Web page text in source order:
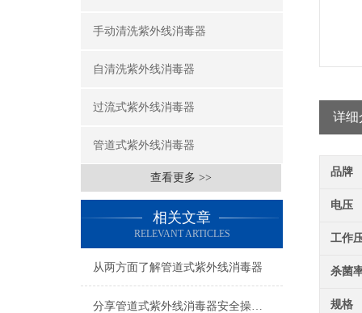
手动清洗紫外线消毒器
自清洗紫外线消毒器
过流式紫外线消毒器
管道式紫外线消毒器
查看更多 >>
相关文章
RELEVANT ARTICLES
从两方面了解管道式紫外线消毒器
分享管道式紫外线消毒器安全操作规定
详细
品牌
电压
工作
杀菌
规格